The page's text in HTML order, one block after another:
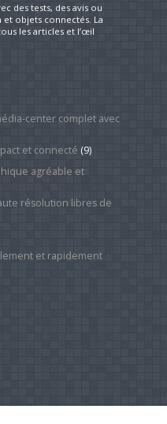
des tests, des avis ou
objets connectés. La
les articles et l’œil
center complet avec
et connecté (9)
agréable et
résolution libres de
et rapidement